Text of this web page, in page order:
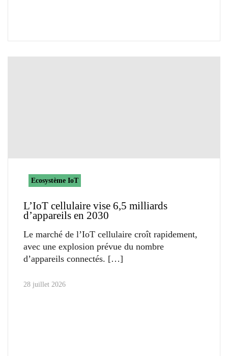
Ecosystème IoT
L’IoT cellulaire vise 6,5 milliards
d’appareils en 2030
Le marché de l’IoT cellulaire croît rapidement,
avec une explosion prévue du nombre
d’appareils connectés.
28 juillet 2026